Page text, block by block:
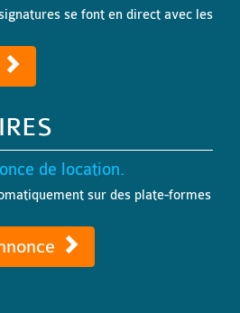
se font en direct avec les
de location.
sur des plate-formes